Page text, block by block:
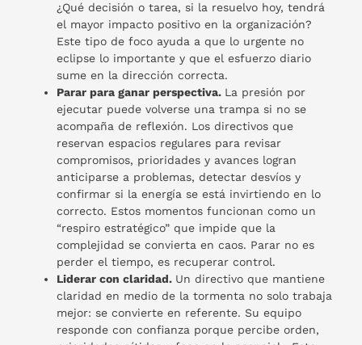
¿Qué decisión o tarea, si la resuelvo hoy, tendrá
el mayor impacto positivo en la organización?
Este tipo de foco ayuda a que lo urgente no
eclipse lo importante y que el esfuerzo diario
sume en la dirección correcta.
Parar para ganar perspectiva. La presión por
ejecutar puede volverse una trampa si no se
acompaña de reflexión. Los directivos que
reservan espacios regulares para revisar
compromisos, prioridades y avances logran
anticiparse a problemas, detectar desvíos y
confirmar si la energía se está invirtiendo en lo
correcto. Estos momentos funcionan como un
“respiro estratégico” que impide que la
complejidad se convierta en caos. Parar no es
perder el tiempo, es recuperar control.
Liderar con claridad. Un directivo que mantiene
claridad en medio de la tormenta no solo trabaja
mejor: se convierte en referente. Su equipo
responde con confianza porque percibe orden,